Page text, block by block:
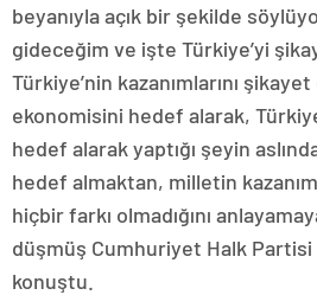
beyanıyla açık bir şekilde
gideceğim ve işte Türkiye’yi
Türkiye’nin kazanımlarını
ekonomisini hedef alarak,
hedef alarak yaptığı şeyin
hedef almaktan, milletin
hiçbir farkı olmadığını
düşmüş Cumhuriyet Halk Partisi
konuştu.